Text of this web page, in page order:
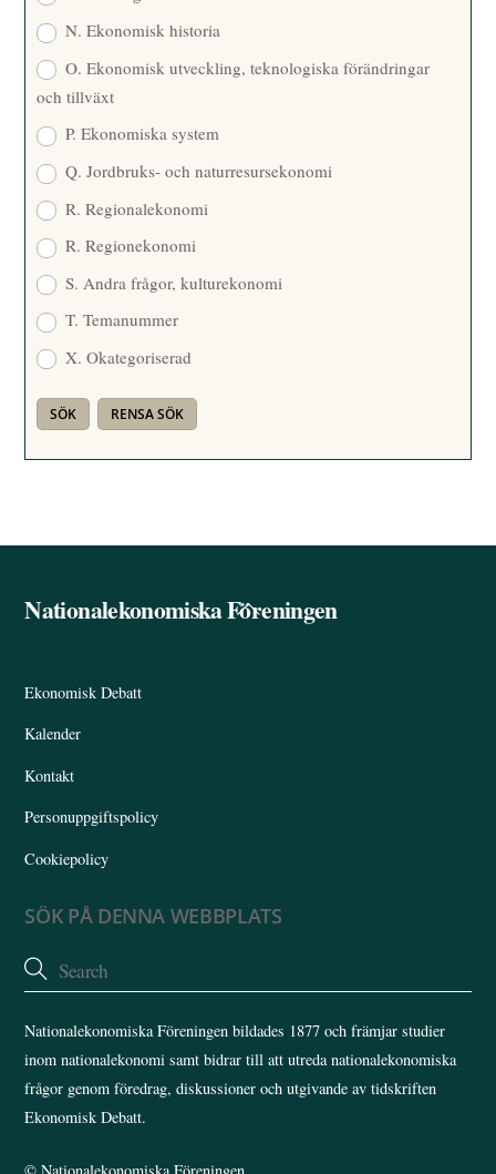
N. Ekonomisk historia
O. Ekonomisk utveckling, teknologiska förändringar
och tillväxt
P. Ekonomiska system
Q. Jordbruks- och naturresursekonomi
R. Regionalekonomi
R. Regionekonomi
S. Andra frågor, kulturekonomi
T. Temanummer
X. Okategoriserad
Back
Nationalekonomiska Föreningen
Ekonomisk Debatt
Kalender
Kontakt
Personuppgiftspolicy
Cookiepolicy
SÖK PÅ DENNA WEBBPLATS
Nationalekonomiska Föreningen bildades 1877 och främjar studier
inom nationalekonomi samt bidrar till att utreda nationalekonomiska
frågor genom föredrag, diskussioner och utgivande av tidskriften
Ekonomisk Debatt.
©Nationalekonomiska Föreningen